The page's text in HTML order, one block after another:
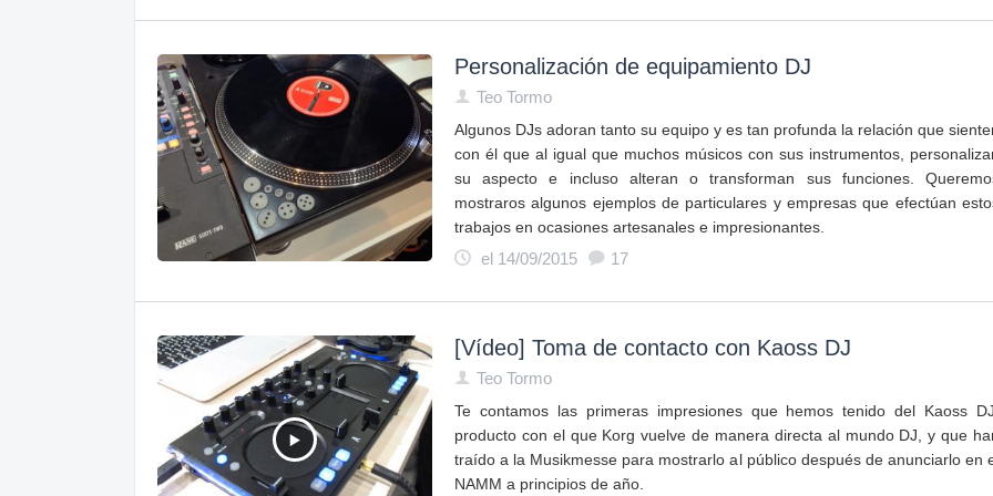
Personalización de equipamiento DJ
Teo Tormo
Algunos DJs adoran tanto su equipo y es tan profunda la relación que
con él que al igual que muchos músicos con sus instrumentos,
su aspecto e incluso alteran o transforman sus funciones.
mostraros algunos ejemplos de particulares y empresas que efectúan
trabajos en ocasiones artesanales e impresionantes.
el 14/09/2015
17
[Vídeo] Toma de contacto con Kaoss DJ
Teo Tormo
Te contamos las primeras impresiones que hemos tenido del Kaoss DJ,
producto con el que Korg vuelve de manera directa al mundo DJ, y que
traído a la Musikmesse para mostrarlo al público después de anunciarlo en
NAMM a principios de año.